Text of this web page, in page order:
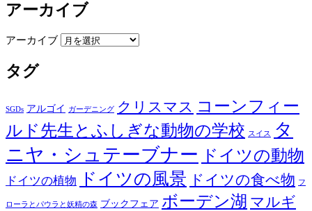
アーカイブ
アーカイブ
タグ
SGDs アルゴイ ガーデニング クリスマス コーンフィー
ルド先生とふしぎな動物の学校 スイス
タ
ニヤ・シュテーブナー ドイツの動物
ドイツの植物 ドイツの風景 ドイツの食べ物 フ
ローラとパウラと妖精の森 ブックフェア ボーデン湖 マルギ